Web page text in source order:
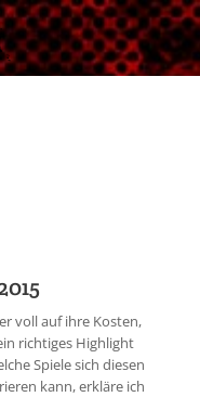
voll auf ihre Kosten,
richtiges Highlight
Spiele sich diesen
kann, erkläre ich